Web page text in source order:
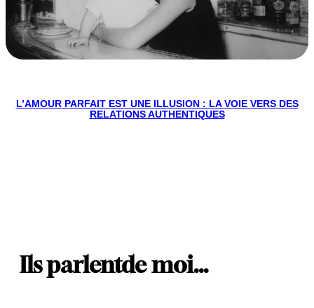
L’AMOUR PARFAIT EST UNE ILLUSION : LA VOIE VERS DES
RELATIONS AUTHENTIQUES
Ils parlentde moi…